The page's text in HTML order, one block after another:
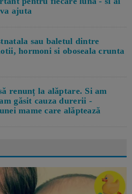
ajuta
sau baletul dintre
hormoni si oboseala crunta
renunț la alăptare. Si am
găsit cauza durerii -
mame care alăptează